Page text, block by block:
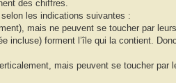
des chiffres.
selon les indications suivantes :
mais ne peuvent se toucher par
incluse) forment l’île qui la contient.
mais peuvent se toucher par